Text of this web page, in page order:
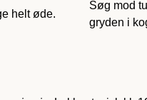
helt øde.
Søg mod
gryden i